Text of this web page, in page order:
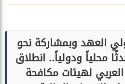
العهد وبمشاركة نحو
و75 متحدثًا محلياً ودولياً.. انطلاق
لهيئات مكافحة